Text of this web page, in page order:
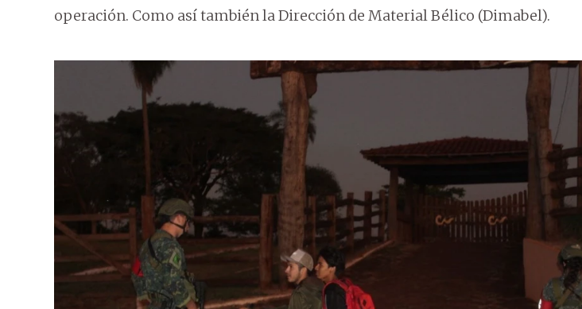
operación. Como así también la Dirección de Material Bélico (Dimabel).